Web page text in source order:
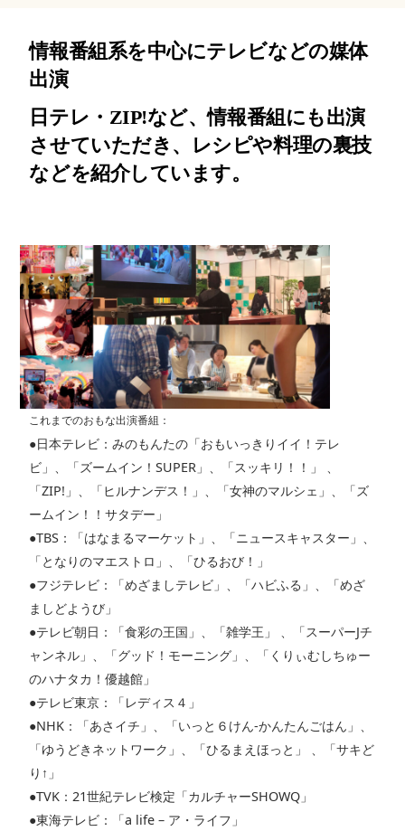
情報番組系を中心にテレビなどの媒体
出演
日テレ・ZIP!など、情報番組にも出演
させていただき、レシピや料理の裏技
などを紹介しています。
これまでのおもな出演番組：
●日本テレビ：みのもんたの「おもいっきりイイ！テレ
ビ」、「ズームイン！SUPER」、「スッキリ！！」 、
「ZIP!」、「ヒルナンデス！」、「女神のマルシェ」、「ズ
ームイン！！サタデー」
●TBS：「はなまるマーケット」、「ニュースキャスター」、
「となりのマエストロ」、「ひるおび！」
●フジテレビ：「めざましテレビ」、「ハビふる」、「めざ
ましどようび」
●テレビ朝日：「食彩の王国」、「雑学王」 、「スーパーJチ
ャンネル」、「グッド！モーニング」、「くりぃむしちゅー
のハナタカ！優越館」
●テレビ東京：「レディス４」
●NHK：「あさイチ」、「いっと６けん-かんたんごはん」、
「ゆうどきネットワーク」、「ひるまえほっと」 、「サキど
り↑」
●TVK：21世紀テレビ検定「カルチャーSHOWQ」
●東海テレビ：「a life – ア・ライフ」